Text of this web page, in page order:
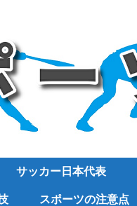
サッカー日本代表
スポーツの注意点